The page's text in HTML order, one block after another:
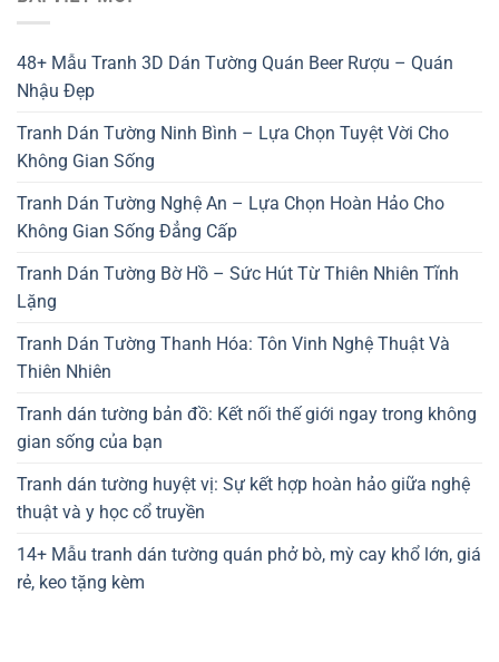
48+ Mẫu Tranh 3D Dán Tường Quán Beer Rượu – Quán
Nhậu Đẹp
Tranh Dán Tường Ninh Bình – Lựa Chọn Tuyệt Vời Cho
Không Gian Sống
Tranh Dán Tường Nghệ An – Lựa Chọn Hoàn Hảo Cho
Không Gian Sống Đẳng Cấp
Tranh Dán Tường Bờ Hồ – Sức Hút Từ Thiên Nhiên Tĩnh
Lặng
Tranh Dán Tường Thanh Hóa: Tôn Vinh Nghệ Thuật Và
Thiên Nhiên
Tranh dán tường bản đồ: Kết nối thế giới ngay trong không
gian sống của bạn
Tranh dán tường huyệt vị: Sự kết hợp hoàn hảo giữa nghệ
thuật và y học cổ truyền
14+ Mẫu tranh dán tường quán phở bò, mỳ cay khổ lớn, giá
rẻ, keo tặng kèm